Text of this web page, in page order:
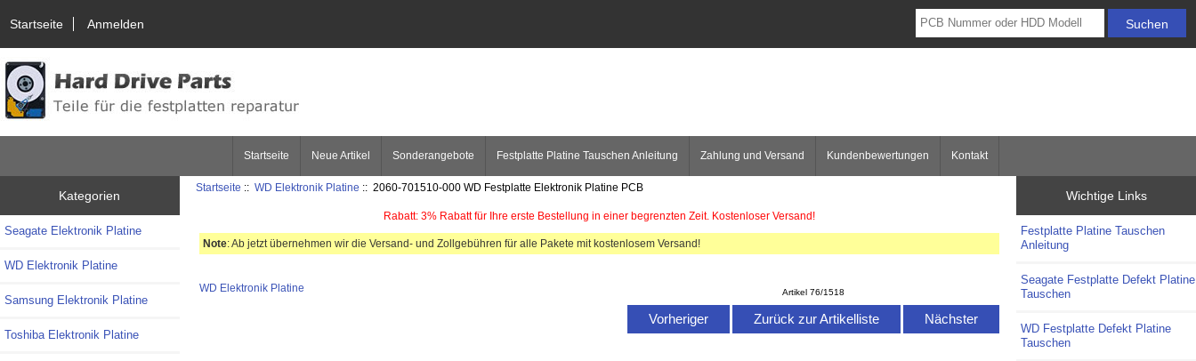
Startseite Anmelden
Startseite Neue Artikel Sonderangebote Festplatte Platine Tauschen Anleitung Zahlung und Versand Kundenbewertungen Kontakt
Kategorien
Seagate Elektronik Platine
WD Elektronik Platine
Samsung Elektronik Platine
Toshiba Elektronik Platine
Startseite ::WD Elektronik Platine :: 2060-701510-000 WD Festplatte Elektronik Platine PCB
Rabatt: 3% Rabatt für Ihre erste Bestellung in einer begrenzten Zeit. Kostenloser Versand!
Note: Ab jetzt übernehmen wir die Versand- und Zollgebühren für alle Pakete mit kostenlosem Versand!
WD Elektronik Platine Artikel 76/1518
Vorheriger Zurück zur Artikelliste Nächster
Wichtige Links
Festplatte Platine Tauschen
Anleitung
Seagate Festplatte Defekt Platine
Tauschen
WD Festplatte Defekt Platine
Tauschen